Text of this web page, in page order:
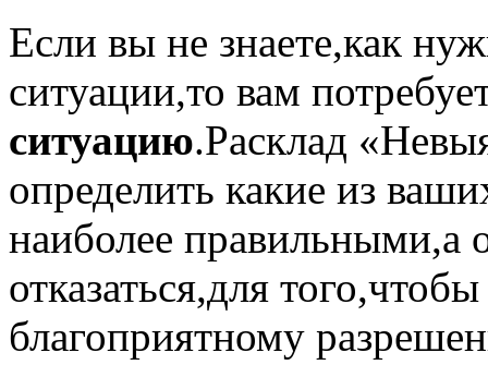
Если вы не знаете,как
ситуации,то вам
ситуацию.Расклад
определить какие из
наиболее правильными,а
отказаться,для
благоприятному